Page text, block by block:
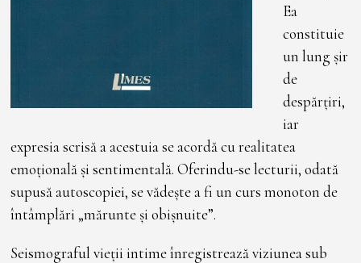
Ea
constituie
un lung șir
de
despărțiri,
iar
expresia scrisă a acestuia se acordă cu realitatea
emoțională și sentimentală. Oferindu-se lecturii, odată
supusă autoscopiei, se vădește a fi un curs monoton de
întâmplări „mărunte și obișnuite”.
Seismograful vieții intime înregistrează viziunea sub